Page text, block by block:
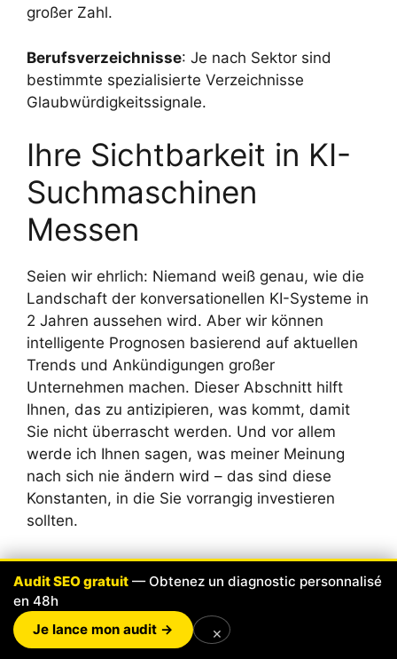
großer Zahl.
Berufsverzeichnisse: Je nach Sektor sind
bestimmte spezialisierte Verzeichnisse
Glaubwürdigkeitssignale.
Ihre Sichtbarkeit in KI-
Suchmaschinen
Messen
Seien wir ehrlich: Niemand weiß genau, wie die
Landschaft der konversationellen KI-Systeme in
2 Jahren aussehen wird. Aber wir können
intelligente Prognosen basierend auf aktuellen
Trends und Ankündigungen großer
Unternehmen machen. Dieser Abschnitt hilft
Ihnen, das zu antizipieren, was kommt, damit
Sie nicht überrascht werden. Und vor allem
werde ich Ihnen sagen, was meiner Meinung
nach sich nie ändern wird – das sind diese
Konstanten, in die Sie vorrangig investieren
sollten.
Die Herausforderung der
Messung
Hier ist das Problem: Es gibt noch keine
Audit SEO gratuit — Obtenez un diagnostic personnalisé
en 48h
Je lance mon audit →
×